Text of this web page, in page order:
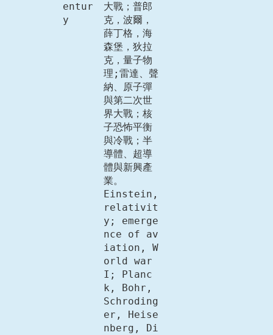
entur
y
大戰；普郎
克，波爾，
薛丁格，海
森堡，狄拉
克，量子物
理;雷達、聲
納、原子彈
與第二次世
界大戰；核
子恐怖平衡
與冷戰；半
導體、超導
體與新興產
業。
Einstein,
relativit
y; emerge
nce of av
iation, W
orld war
I; Planc
k, Bohr,
Schroding
er, Heise
nberg, Di